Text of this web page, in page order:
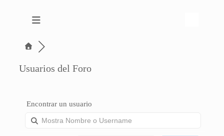
Usuarios del Foro
Encontrar un usuario